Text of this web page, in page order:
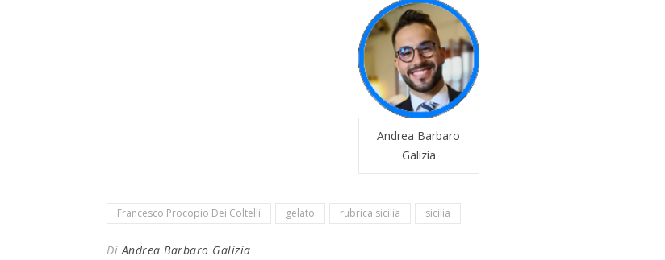
Andrea Barbaro
Galizia
Francesco Procopio Dei Coltelli gelato rubrica sicilia sicilia
DiAndrea Barbaro Galizia